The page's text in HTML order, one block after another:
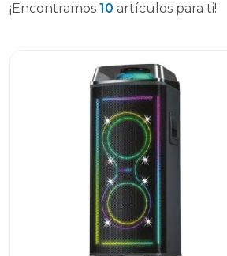
¡Encontramos 10 artículos para ti!